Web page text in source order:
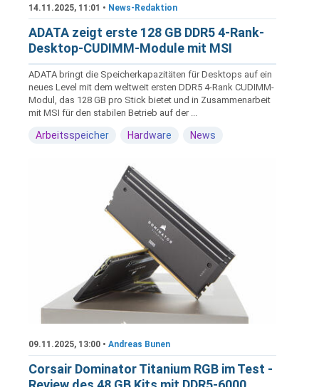
14.11.2025, 11:01 • News-Redaktion
ADATA zeigt erste 128 GB DDR5 4-Rank-
Desktop-CUDIMM-Module mit MSI
ADATA bringt die Speicherkapazitäten für Desktops auf ein
neues Level mit dem weltweit ersten DDR5 4-Rank CUDIMM-
Modul, das 128 GB pro Stick bietet und in Zusammenarbeit
mit MSI für den stabilen Betrieb auf der ...
Arbeitsspeicher Hardware News
09.11.2025, 13:00 • Andreas Bunen
Corsair Dominator Titanium RGB im Test -